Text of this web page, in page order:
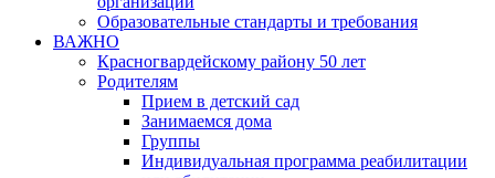
Образовательные стандарты и требования
ВАЖНО
Красногвардейскому району 50 лет
Родителям
Прием в детский сад
Занимаемся дома
Группы
Индивидуальная программа реабилитации